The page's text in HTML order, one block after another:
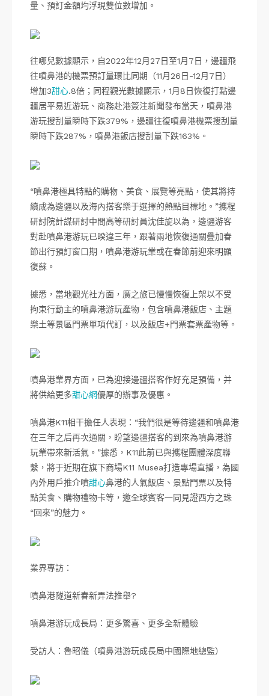
量、預訂金額均浮現雙位數增加。
往哪兒數據顯示，自2022年12月27日至1月7日，邊疆飛
往噴鼻港的機票預訂量環比同期（11月26日-12月7日）
增加3甜心.8倍；同程觀光數據顯示，1月8日恢復打點邊
疆居平易近游玩、商務赴港簽注新聞發布當天，噴鼻港
游玩搜刮量瞬時下跌379%，邊疆往復噴鼻港機票搜刮量
瞬時下跌287%，噴鼻港飯店搜刮量下跌163%。
“噴鼻港極具特點的購物、美食、展覽等亮點，使其將持
續成為邊疆以及海內搭客樂于選擇的熱點目標地。”攜程
研討院計謀研討中間高等研討員沈佳旎以為，邊疆游客
對赴噴鼻港游玩已暌違三年，跟著兩地恢復通關疊加春
節出行預訂窗口期，噴鼻港游玩業或在春節前迎來明顯
復蘇。
據悉，當地觀光社方面，廣之旅已慢慢恢復上架以不受
拘束行動主的噴鼻港游玩產物，包含噴鼻港飯店、主題
樂土等景區門票單項代訂，以及飯店+門票套票產物等。
噴鼻港業界方面，已為迎接邊疆搭客作好充足預備，并
將供給更多甜心網優厚的辦事及優惠。
噴鼻港K11相干擔任人表現：“我們很是等待邊疆和噴鼻港
在三年之后再次通關，盼望邊疆搭客的到來為噴鼻港游
玩業帶來新活氣。”據悉，K11此前已與攜程團體深度聯
繫，將于近期在旗下商場K11 Musea打造專場直播，為國
內外用戶推介噴甜心鼻港的人氣飯店、景點門票以及特
點美食、購物禮物卡等，邀全球賓客一同見證西方之珠
“回來”的魅力。
業界專訪：
噴鼻港隧道新春新弄法推舉?
噴鼻港游玩成長局：更多驚喜、更多全新體驗
受訪人：魯昭儀（噴鼻港游玩成長局中國際地總監）